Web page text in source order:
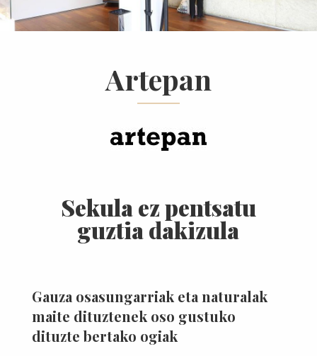
Artepan
Sekula ez pentsatu
guztia dakizula
Gauza osasungarriak eta naturalak
maite dituztenek oso gustuko
dituzte bertako ogiak